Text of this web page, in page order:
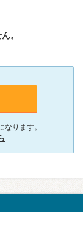
。
ります。